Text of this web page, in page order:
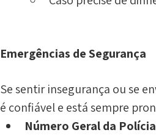
Emergências de Segurança
Se sentir insegurança ou se
é confiável e está sempre
Número Geral da